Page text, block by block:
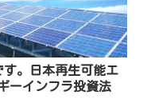
す。日本再生可能エ
ーインフラ投資法